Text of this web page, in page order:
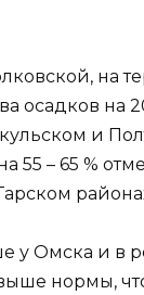
на
осадков на
и
55 – 65 %
Омска и в
нормы,